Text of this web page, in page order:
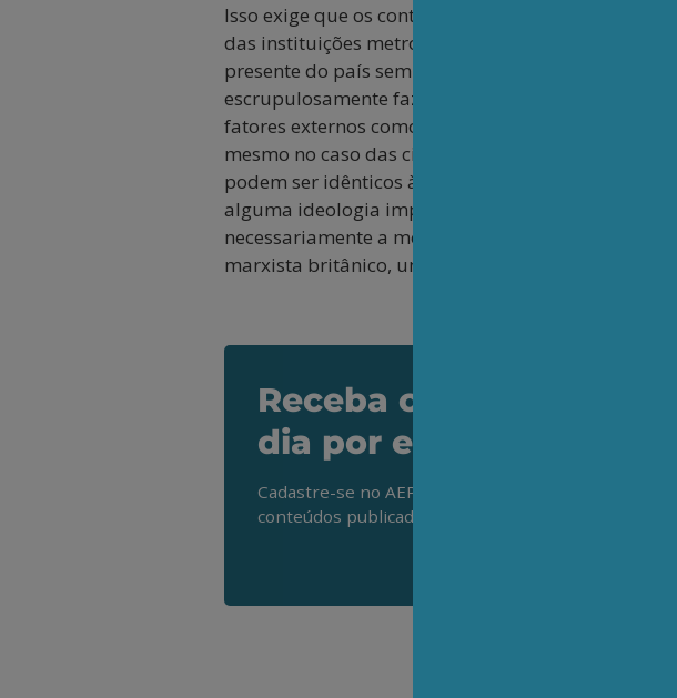
Isso exige que os conteúdos e programas dos
das instituições metropolitanas. Isso é óbvio no
presente do país sem contar com seu passado
escrupulosamente fazer essa conexão, atribuindo
fatores externos como preguiça, falta de
mesmo no caso das ciências naturais, os
podem ser idênticos às universidades
alguma ideologia imperialista, mas porque a
necessariamente a mesma dos países
marxista britânico, uma das grandes figuras do
Receba os destaques do
dia por e-mail
Cadastre-se no AEPET Direto para receber os
conteúdos publicados em nosso site.
Ao clicar em